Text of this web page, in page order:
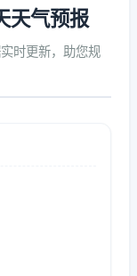
天气预报
时更新，助您规